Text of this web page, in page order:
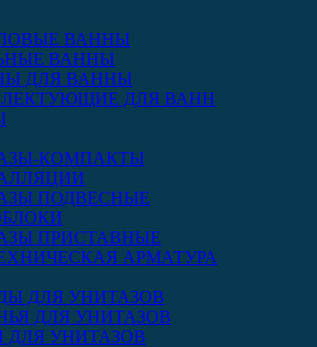
ВАННЫ
ВАННЫ
ДЛЯ ВАННЫ
ДЛЯ ВАНН
КОМПАКТЫ
ПОДВЕСНЫЕ
ПРИСТАВНЫЕ
АРМАТУРА
ДЛЯ УНИТАЗОВ
ДЛЯ УНИТАЗОВ
ДЛЯ УНИТАЗОВ